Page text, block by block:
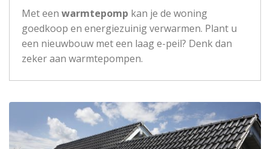
Met een warmtepomp kan je de woning
goedkoop en energiezuinig verwarmen. Plant u
een nieuwbouw met een laag e-peil? Denk dan
zeker aan warmtepompen.